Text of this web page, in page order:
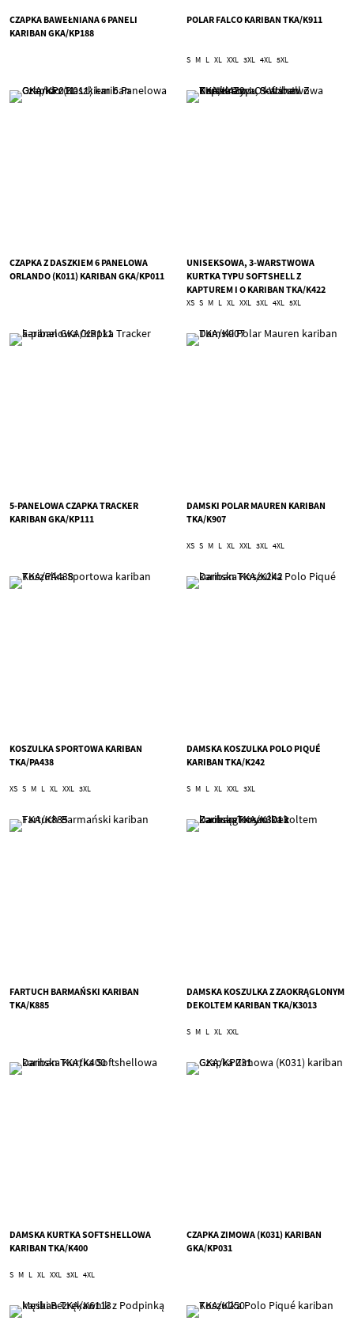
CZAPKA BAWEŁNIANA 6 PANELI
KARIBAN GKA/KP188
POLAR FALCO KARIBAN TKA/K911
S M L XL XXL 3XL 4XL 5XL
CZAPKA Z DASZKIEM 6 PANELOWA
ORLANDO (K011) KARIBAN GKA/KP011
UNISEKSOWA, 3-WARSTWOWA
KURTKA TYPU SOFTSHELL Z
KAPTUREM I O KARIBAN TKA/K422
XS S M L XL XXL 3XL 4XL 5XL
5-PANELOWA CZAPKA TRACKER
KARIBAN GKA/KP111
DAMSKI POLAR MAUREN KARIBAN
TKA/K907
XS S M L XL XXL 3XL 4XL
KOSZULKA SPORTOWA KARIBAN
TKA/PA438
XS S M L XL XXL 3XL
DAMSKA KOSZULKA POLO PIQUÉ
KARIBAN TKA/K242
S M L XL XXL 3XL
FARTUCH BARMAŃSKI KARIBAN
TKA/K885
DAMSKA KOSZULKA Z ZAOKRĄGLONYM
DEKOLTEM KARIBAN TKA/K3013
S M L XL XXL
DAMSKA KURTKA SOFTSHELLOWA
KARIBAN TKA/K400
S M L XL XXL 3XL 4XL
CZAPKA ZIMOWA (K031) KARIBAN
GKA/KP031